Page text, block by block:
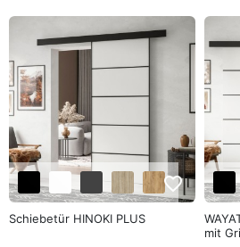
favorite_border
Schiebetür HINOKI PLUS
mit